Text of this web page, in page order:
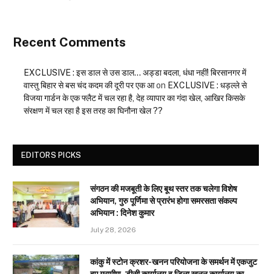
Recent Comments
EXCLUSIVE : इस डाल से उस डाल… अड्डा बदला, धंधा नहीं! बिरसानगर में
वास्तु बिहार से बस चंद कदम की दूरी पर एक आon EXCLUSIVE : धड़ल्ले से
विजया गार्डन के एक फ्लैट में चल रहा है, देह व्यापार का गंदा खेल, आखिर किसके
संरक्षण में चल रहा है इस तरह का घिनौना खेल ??
EDITORS PICKS
संगठन की मजबूती के लिए बूथ स्तर तक चलेगा विशेष
अभियान, गुरु पूर्णिमा से प्रारंभ होगा समरसता संकल्प
अभियान : दिनेश कुमार
July 28, 2026
कांकु में स्टोन क्रशर-खनन परियोजना के समर्थन में एकजुट